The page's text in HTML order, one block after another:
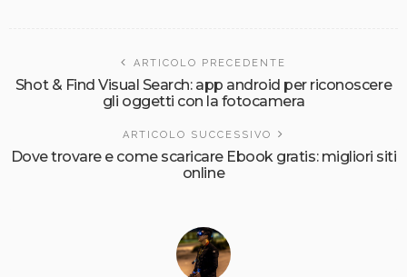
ARTICOLO PRECEDENTE
Shot & Find Visual Search: app android per riconoscere
gli oggetti con la fotocamera
ARTICOLO SUCCESSIVO
Dove trovare e come scaricare Ebook gratis: migliori siti
online